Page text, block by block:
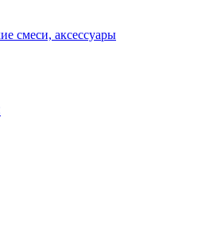
смеси, аксессуары